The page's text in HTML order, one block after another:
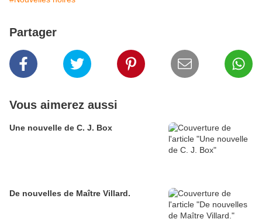
Partager
Vous aimerez aussi
Une nouvelle de C. J. Box
De nouvelles de Maître Villard.